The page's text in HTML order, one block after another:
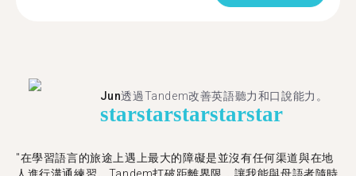
Jun透過Tandem改善英語聽力和口說能力。
starstarstarstarstar
"在學習語言的旅途上遇上最大的障礙是並沒有任何渠道與在地